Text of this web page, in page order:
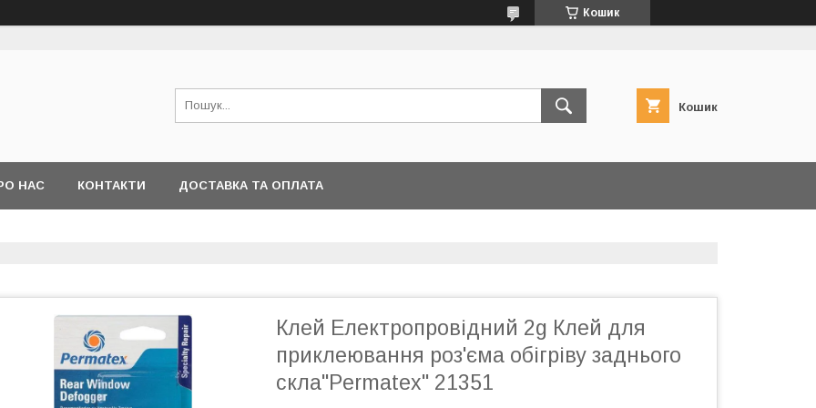
Кошик
Кошик
НАС КОНТАКТИ ДОСТАВКА ТА ОПЛАТА
Клей Електропровідний 2g Клей для
приклеювання роз'єма обігріву заднього
скла"Permatex" 21351